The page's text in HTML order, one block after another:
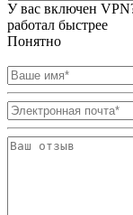
У вас включен
работал быстрее
Понятно